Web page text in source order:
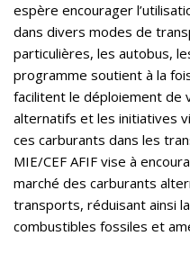
espère encourager
dans divers modes de
particulières, les autobus,
programme soutient à la
facilitent le déploiement de
alternatifs et les initiatives
ces carburants dans les
MIE/CEF AFIF vise à
marché des carburants
transports, réduisant ainsi
combustibles fossiles et